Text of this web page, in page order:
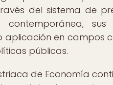
del sistema de
aplicación en campos
públicas.
de Economía